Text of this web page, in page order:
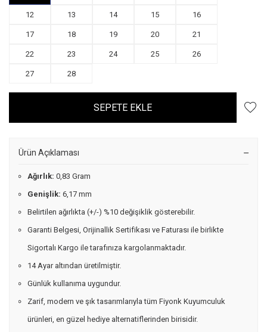
12 13 14 15 16
17 18 19 20 21
22 23 24 25 26
27 28
SEPETE EKLE
Ürün Açıklaması
Ağırlık: 0,83 Gram
Genişlik: 6,17 mm
Belirtilen ağırlıkta (+/-) %10 değişiklik gösterebilir.
Garanti Belgesi, Orijinallik Sertifikası ve Faturası ile birlikte
Sigortalı Kargo ile tarafınıza kargolanmaktadır.
14 Ayar altından üretilmiştir.
Günlük kullanıma uygundur.
Zarif, modern ve şık tasarımlarıyla tüm Fiyonk Kuyumculuk
ürünleri, en güzel hediye alternatiflerinden birisidir.